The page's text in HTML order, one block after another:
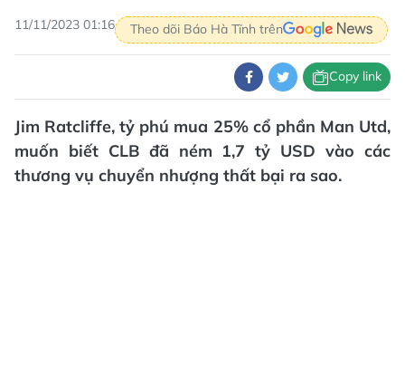
11/11/2023 01:16 Theo dõi Báo Hà Tĩnh trên
Copy link
Jim Ratcliffe, tỷ phú mua 25% cổ phần Man Utd,
muốn biết CLB đã ném 1,7 tỷ USD vào các
thương vụ chuyển nhượng thất bại ra sao.